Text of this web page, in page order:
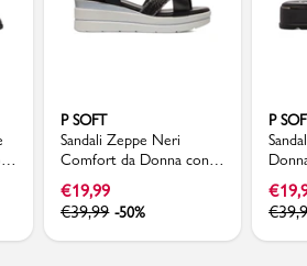
e
P SOFT
Sandali Zeppe Neri
Comfort da Donna con
motivo Intreccio P Soft
€19,99
€39,99 -50%
P
€
€